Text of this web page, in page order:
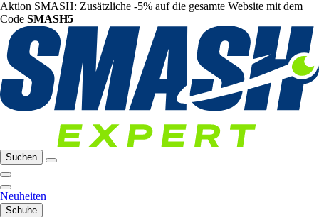
Aktion SMASH: Zusätzliche -5% auf die gesamte Website mit dem
Code SMASH5
Suchen
Neuheiten
Schuhe